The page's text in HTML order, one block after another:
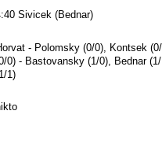
Sivicek (Bednar)
- Polomsky (0/0), Kontsek
0) - Bastovansky (1/0), Bednar
1)